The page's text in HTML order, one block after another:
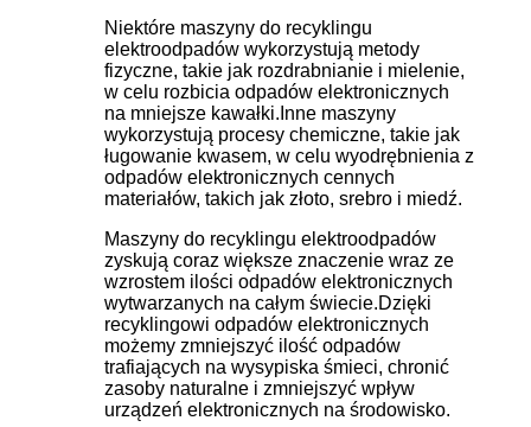
Niektóre maszyny do recyklingu
elektroodpadów wykorzystują metody
fizyczne, takie jak rozdrabnianie i mielenie,
w celu rozbicia odpadów elektronicznych
na mniejsze kawałki.Inne maszyny
wykorzystują procesy chemiczne, takie jak
ługowanie kwasem, w celu wyodrębnienia z
odpadów elektronicznych cennych
materiałów, takich jak złoto, srebro i miedź.
Maszyny do recyklingu elektroodpadów
zyskują coraz większe znaczenie wraz ze
wzrostem ilości odpadów elektronicznych
wytwarzanych na całym świecie.Dzięki
recyklingowi odpadów elektronicznych
możemy zmniejszyć ilość odpadów
trafiających na wysypiska śmieci, chronić
zasoby naturalne i zmniejszyć wpływ
urządzeń elektronicznych na środowisko.